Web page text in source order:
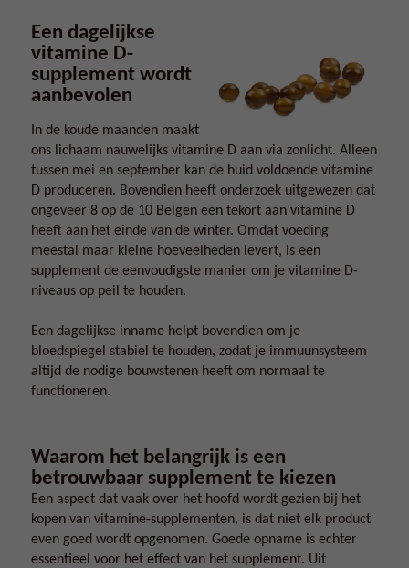
Een dagelijkse
vitamine D-
supplement wordt
aanbevolen
In de koude maanden maakt
ons lichaam nauwelijks vitamine D aan via zonlicht. Alleen
tussen mei en september kan de huid voldoende vitamine
D produceren. Bovendien heeft onderzoek uitgewezen dat
ongeveer 8 op de 10 Belgen een tekort aan vitamine D
heeft aan het einde van de winter. Omdat voeding
meestal maar kleine hoeveelheden levert, is een
supplement de eenvoudigste manier om je vitamine D-
niveaus op peil te houden.
Een dagelijkse inname helpt bovendien om je
bloedspiegel stabiel te houden, zodat je immuunsysteem
altijd de nodige bouwstenen heeft om normaal te
functioneren.
Waarom het belangrijk is een
betrouwbaar supplement te kiezen
Een aspect dat vaak over het hoofd wordt gezien bij het
kopen van vitamine-supplementen, is dat niet elk product
even goed wordt opgenomen. Goede opname is echter
essentieel voor het effect van het supplement. Uit